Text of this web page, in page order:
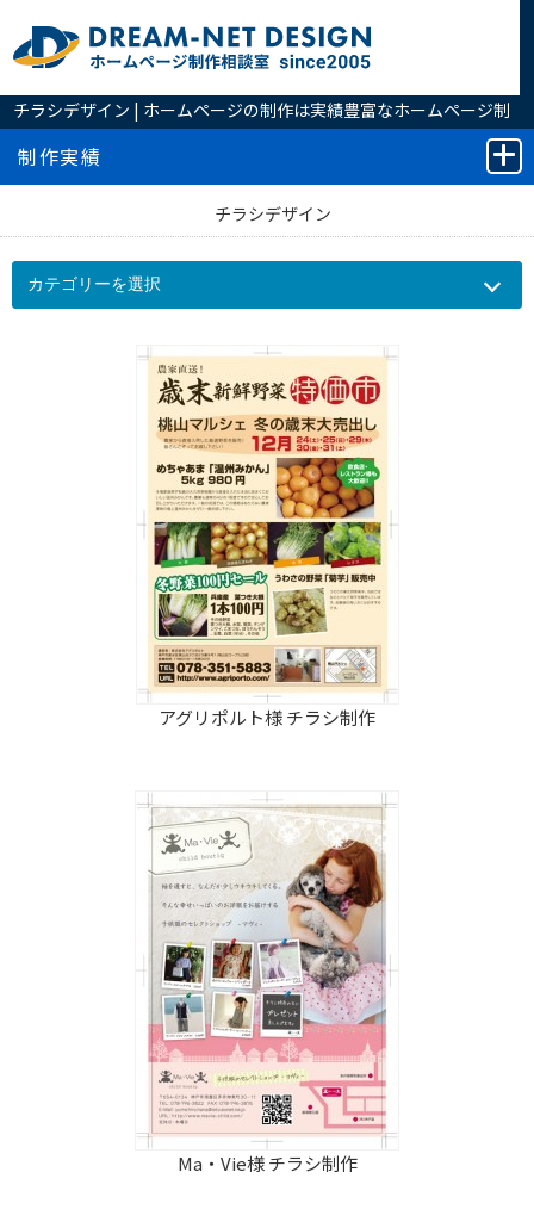
チラシデザイン | ホームページの制作は実績豊富なホームページ制
制作実績
チラシデザイン
アグリポルト様 チラシ制作
Ma・Vie様 チラシ制作